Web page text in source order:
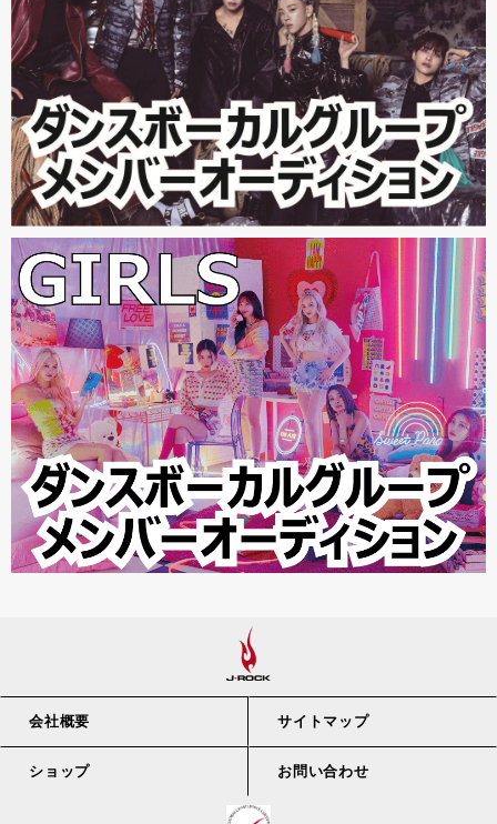
会社概要 サイトマップ
ショップ お問い合わせ